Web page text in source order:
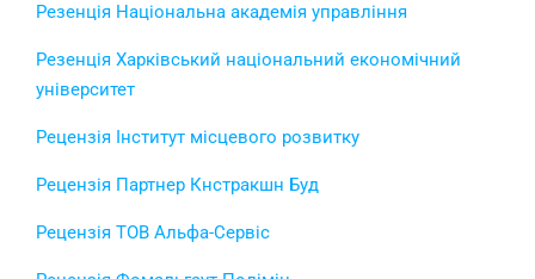
Резенція Національна академія управління
Резенція Харківський національний економічний
університет
Рецензія Інститут місцевого розвитку
Рецензія Партнер Кнстракшн Буд
Рецензія ТОВ Альфа-Сервіс